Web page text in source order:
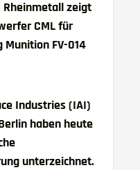
zeigt
CML für
Munition FV-014
Industries (IAI)
haben heute
unterzeichnet.